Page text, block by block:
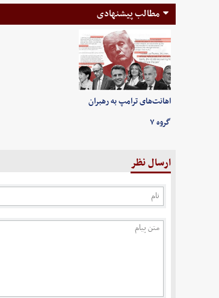
مطالب پیشنهادی
اهانت‌های ترامپ به رهبران
گروه ۷
ارسال نظر